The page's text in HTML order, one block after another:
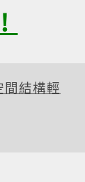
結構輕